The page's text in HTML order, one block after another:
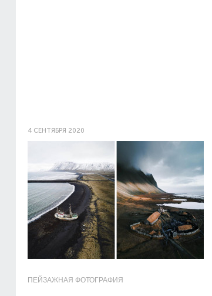
4 СЕНТЯБРЯ 2020
ПЕЙЗАЖНАЯ ФОТОГРАФИЯ